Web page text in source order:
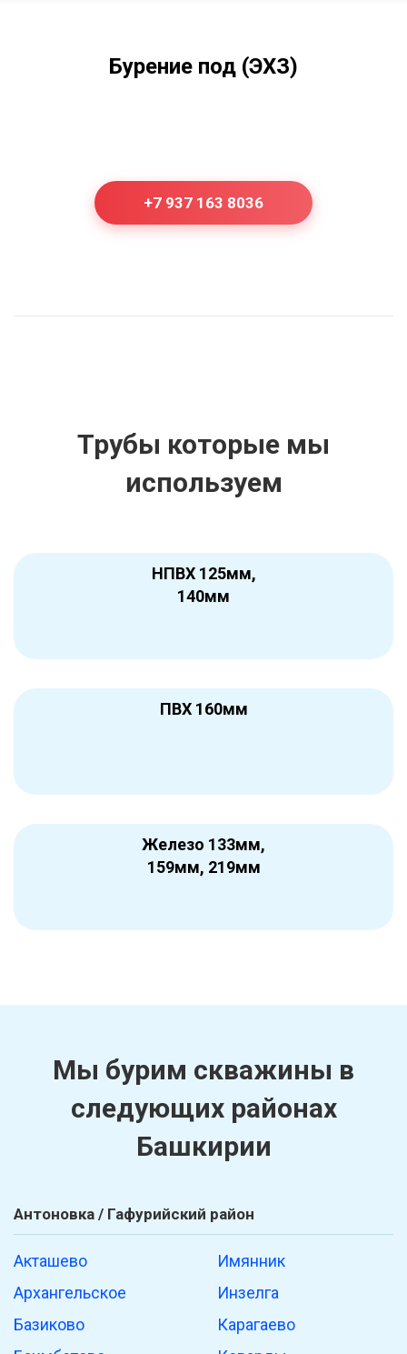
Бурение под (ЭХЗ)
+7 937 163 8036
Трубы которые мы
используем
НПВХ 125мм,
140мм
ПВХ 160мм
Железо 133мм,
159мм, 219мм
Мы бурим скважины в
следующих районах
Башкирии
Антоновка / Гафурийский район
Акташево
Архангельское
Базиково
Имянник
Инзелга
Карагаево